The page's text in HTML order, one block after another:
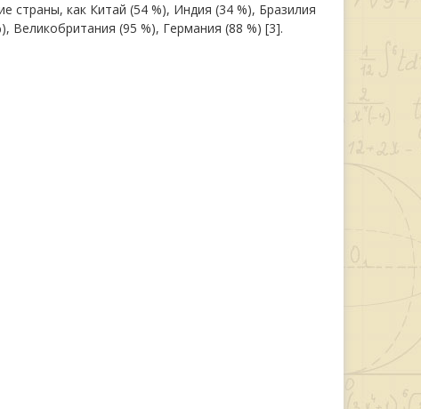
страны, как Китай (54 %), Индия (34 %), Бразилия
Великобритания (95 %), Германия (88 %) [3].